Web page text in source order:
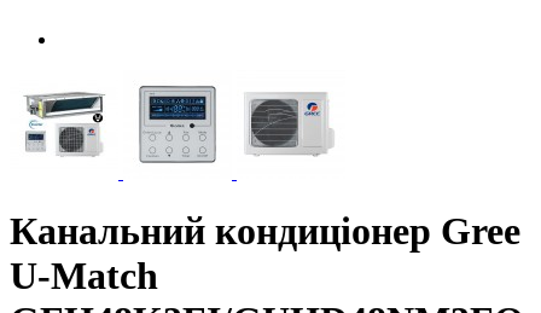
Канальний кондиціонер Gree
U-Match